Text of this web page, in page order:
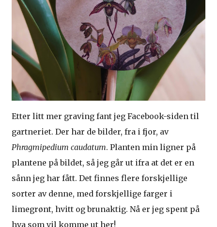
Etter litt mer graving fant jeg Facebook-siden til
gartneriet. Der har de bilder, fra i fjor, av
Phragmipedium caudatum. Planten min ligner på
plantene på bildet, så jeg går ut ifra at det er en
sånn jeg har fått. Det finnes flere forskjellige
sorter av denne, med forskjellige farger i
limegrønt, hvitt og brunaktig. Nå er jeg spent på
hva som vil komme ut her!